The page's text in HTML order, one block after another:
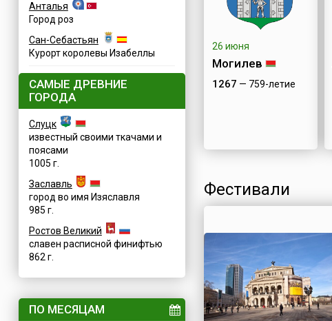
Анталья
Город роз
Сан-Себастьян
Курорт королевы Изабеллы
САМЫЕ ДРЕВНИЕ
ГОРОДА
Слуцк
известный своими ткачами и
поясами
1005 г.
Заславль
город во имя Изяславля
985 г.
Ростов Великий
славен расписной финифтью
862 г.
ПО МЕСЯЦАМ
26 июня
Могилев
1267 — 759-летие
Фестивали